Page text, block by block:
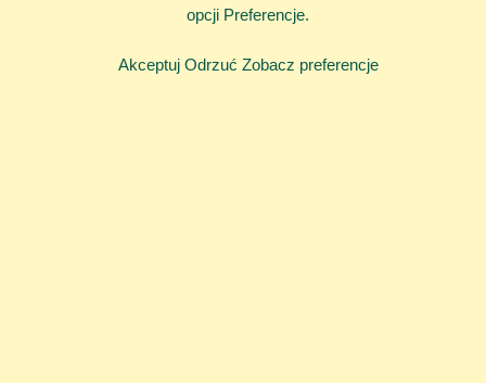
opcji Preferencje.
Akceptuj Odrzuć Zobacz preferencje